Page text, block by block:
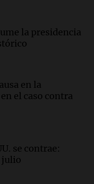
en
a economistas
vial en
Lebron
investigación
la presidencia
en la
el caso contra
se contrae:
julio